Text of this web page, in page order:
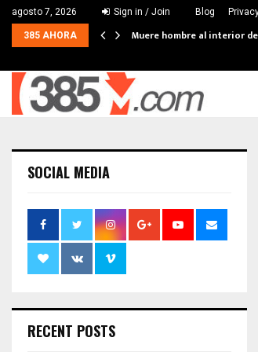
agosto 7, 2026 Sign in / Join Blog
385 AHORA Muere hombre al interior
SOCIAL MEDIA
RECENT POSTS